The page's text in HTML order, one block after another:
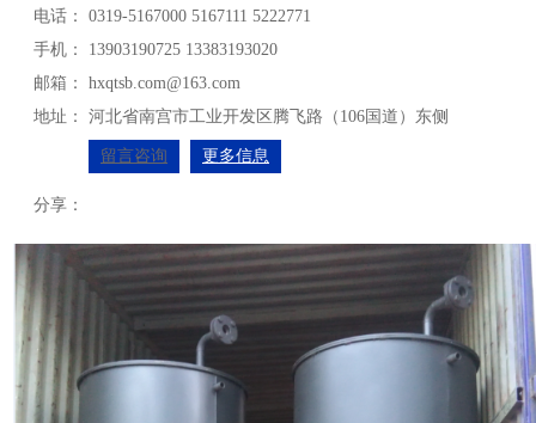
电话：
0319-5167000 5167111 5222771
手机：
13903190725 13383193020
邮箱：
hxqtsb.com@163.com
地址：
河北省南宫市工业开发区腾飞路（106国道）东侧
留言咨询 更多信息
分享：